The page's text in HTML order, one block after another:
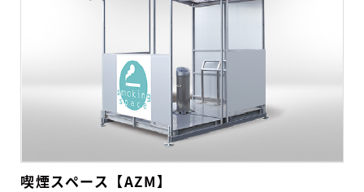
喫煙スペース【AZM】